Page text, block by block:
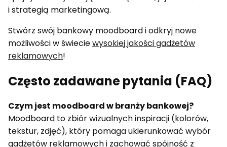
i strategią marketingową.
Stwórz swój bankowy moodboard i odkryj nowe
możliwości w świeciewysokiej jakości gadżetów
reklamowych!
Często zadawane pytania (FAQ)
Czym jest moodboard w branży bankowej?
Moodboard to zbiór wizualnych inspiracji (kolorów,
tekstur, zdjęć), który pomaga ukierunkować wybór
gadżetów reklamowych i zachować spójność z